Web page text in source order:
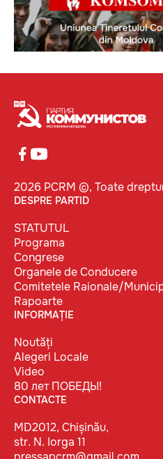
2026 PCRM ©, Toate
DESPRE PARTID
STATUTUL
Programa
Congrese
Organele de Conducere
Comitetele Raionale/
Rapoarte
INFORMAȚIE
Noutăți
Alegeri Locale
Video
80 лет ПОБЕДЫ!
CONTACTE
MD2012, Chișinău,
str. N. Iorga 11